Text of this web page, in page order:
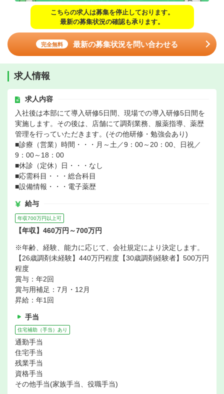
こちらの求人は募集を停止しております。
最新の募集状況の確認も承ります。
完全無料 最新の募集状況を問い合わせる
求人情報
求人内容
入社後は本部にて導入研修5日間、現場での導入研修5日間を
実施します。その後は、店舗にて調剤業務、服薬指導、薬歴
管理を行っていただきます。(その他研修・勉強会あり)
■診療（営業）時間・・・月～土／9：00～20：00、日祝／
9：00～18：00
■休診（定休）日・・・なし
■応需科目・・・総合科目
■設備情報・・・電子薬歴
給与
年収700万円以上可
【年収】460万円～700万円
※年齢、経験、能力に応じて、会社規定により決定します。
【26歳調剤未経験】440万円程度【30歳調剤経験者】500万円
程度
賞与：年2回
賞与用補足：7月・12月
昇給：年1回
手当
住宅補助（手当）あり
通勤手当
住宅手当
残業手当
資格手当
その他手当(家族手当、役職手当)